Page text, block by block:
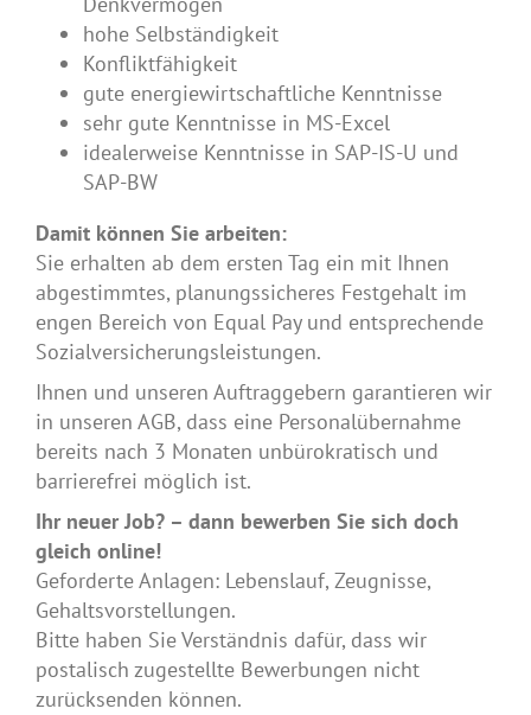
hohe Selbständigkeit
Konfliktfähigkeit
gute energiewirtschaftliche Kenntnisse
sehr gute Kenntnisse in MS-Excel
idealerweise Kenntnisse in SAP-IS-U und
SAP-BW
Damit können Sie arbeiten:
Sie erhalten ab dem ersten Tag ein mit Ihnen
abgestimmtes, planungssicheres Festgehalt im
engen Bereich von Equal Pay und entsprechende
Sozialversicherungsleistungen.
Ihnen und unseren Auftraggebern garantieren wir
in unseren AGB, dass eine Personalübernahme
bereits nach 3 Monaten unbürokratisch und
barrierefrei möglich ist.
Ihr neuer Job? – dann bewerben Sie sich doch
gleich online!
Geforderte Anlagen: Lebenslauf, Zeugnisse,
Gehaltsvorstellungen.
Bitte haben Sie Verständnis dafür, dass wir
postalisch zugestellte Bewerbungen nicht
zurücksenden können.